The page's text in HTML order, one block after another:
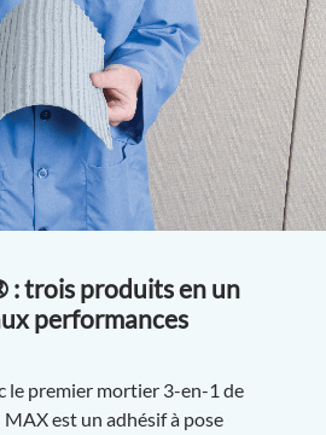
: trois produits en un
performances
le premier mortier 3-en-1 de
est un adhésif à pose